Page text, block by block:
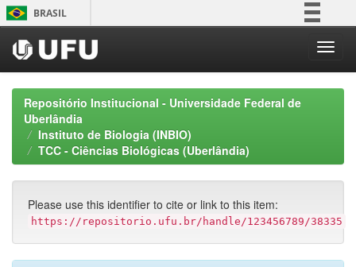
Skip
navigation
BRASIL
Participe
Acesso à informação
Canais
Repositório Institucional - Universidade Federal de
Uberlândia
Instituto de Biologia (INBIO)
TCC - Ciências Biológicas (Uberlândia)
Please use this identifier to cite or link to this item:
https://repositorio.ufu.br/handle/123456789/38335